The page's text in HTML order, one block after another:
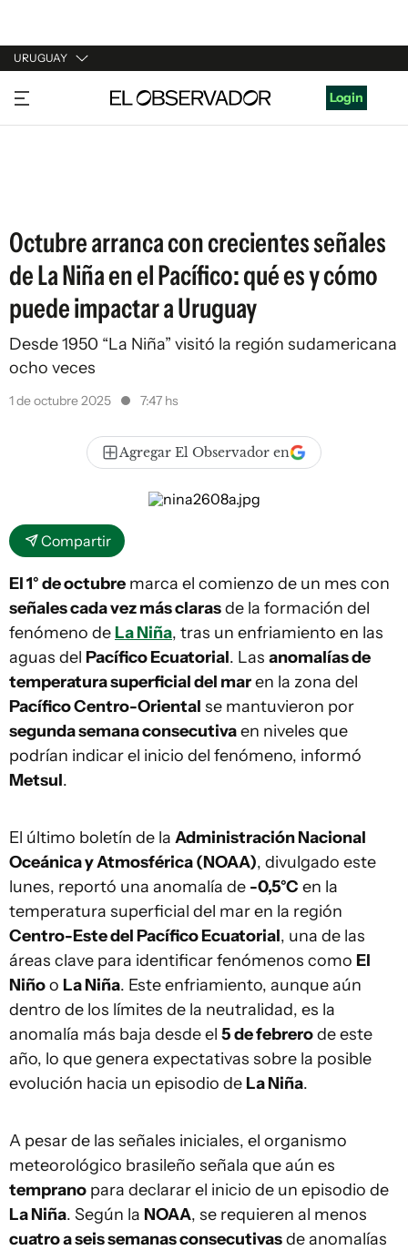
URUGUAY
URUGUAY
ARGENTINA
Login
Octubre arranca con crecientes señales
de La Niña en el Pacífico: qué es y cómo
puede impactar a Uruguay
Desde 1950 “La Niña” visitó la región sudamericana
ocho veces
1 de octubre 2025 7:47 hs
Agregar El Observador en
Compartir
El 1° de octubre marca el comienzo de un mes con
señales cada vez más clarasde la formación del
fenómeno deLa Niña, tras un enfriamiento en las
aguas del Pacífico Ecuatorial. Las anomalías de
temperatura superficial del maren la zona del
Pacífico Centro-Oriental se mantuvieron por
segunda semana consecutivaen niveles que
podrían indicar el inicio del fenómeno, informó
Metsul.
El último boletín de la Administración Nacional
Oceánica y Atmosférica (NOAA), divulgado este
lunes, reportó una anomalía de -0,5°C en la
temperatura superficial del mar en la región
Centro-Este del Pacífico Ecuatorial, una de las
áreas clave para identificar fenómenos como El
Niñoo La Niña. Este enfriamiento, aunque aún
dentro de los límites de la neutralidad, es la
anomalía más baja desde el 5 de febrerode este
año, lo que genera expectativas sobre la posible
evolución hacia un episodio de La Niña.
A pesar de las señales iniciales, el organismo
meteorológico brasileño señala que aún es
temprano para declarar el inicio de un episodio de
La Niña. Según la NOAA, se requieren al menos
cuatro a seis semanas consecutivasde anomalías